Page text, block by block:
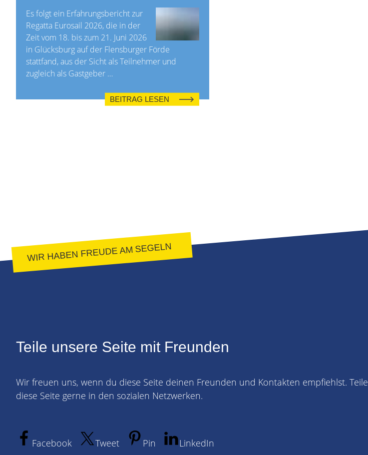
Es folgt ein Erfahrungsbericht zur
Regatta Eurosail 2026, die in der
Zeit vom 18. bis zum 21. Juni 2026
in Glücksburg auf der Flensburger Förde
stattfand, aus der Sicht als Teilnehmer und
zugleich als Gastgeber …
BEITRAG LESEN
WIR HABEN FREUDE AM SEGELN
Teile unsere Seite mit Freunden
Wir freuen uns, wenn du diese Seite deinen Freunden und Kontakten empfiehlst. Teile
diese Seite gerne in den sozialen Netzwerken.
Facebook Tweet Pin LinkedIn